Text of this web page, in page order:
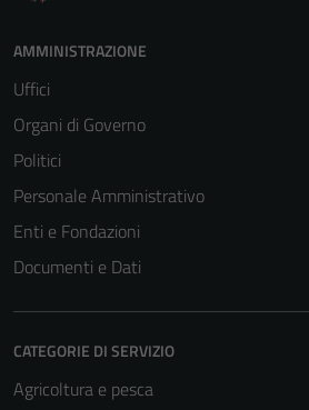
AMMINISTRAZIONE
Uffici
Organi di Governo
Politici
Personale Amministrativo
Enti e Fondazioni
Documenti e Dati
CATEGORIE DI SERVIZIO
Agricoltura e pesca